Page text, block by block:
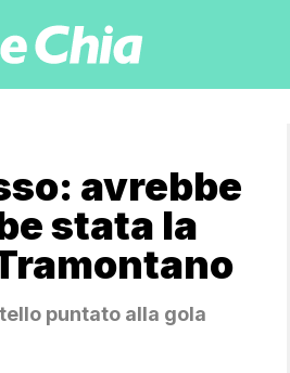
avrebbe
stata la
puntato alla gola